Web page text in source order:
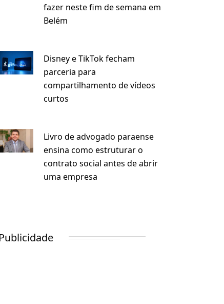
fazer neste fim de semana em
Belém
Disney e TikTok fecham
parceria para
compartilhamento de vídeos
curtos
Livro de advogado paraense
ensina como estruturar o
contrato social antes de abrir
uma empresa
Publicidade